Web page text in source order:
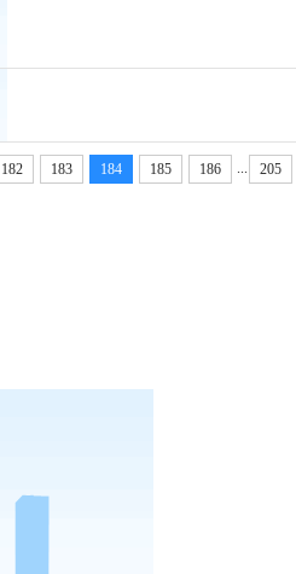
182 183 184 185 186 205